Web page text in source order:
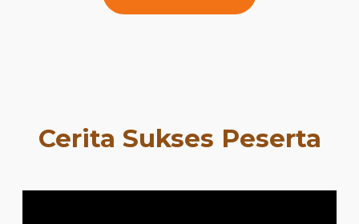
Cerita Sukses Peserta